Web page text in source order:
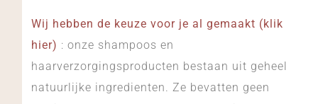
Wij hebben de keuze voor je al gemaakt (klik
hier) : onze shampoos en
haarverzorgingsproducten bestaan uit geheel
natuurlijke ingredienten. Ze bevatten geen